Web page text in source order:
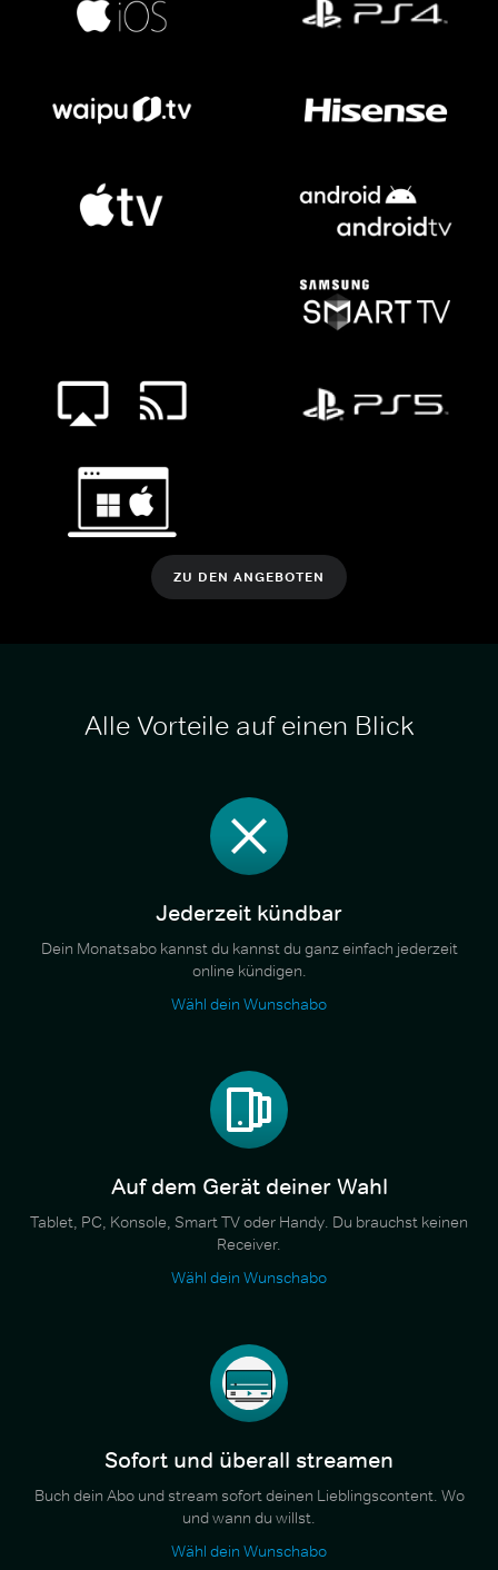
ZU DEN ANGEBOTEN
Alle Vorteile auf einen Blick
Jederzeit kündbar
Dein Monatsabo kannst du kannst du ganz einfach jederzeit
online kündigen.
Wähl dein Wunschabo
Auf dem Gerät deiner Wahl
Tablet, PC, Konsole, Smart TV oder Handy. Du brauchst keinen
Receiver.
Wähl dein Wunschabo
Sofort und überall streamen
Buch dein Abo und stream sofort deinen Lieblingscontent. Wo
und wann du willst.
Wähl dein Wunschabo